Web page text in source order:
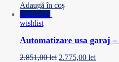
Adaugă în coș
Reduceri!
wishlist
Automatizare usa garaj –
2.851,00lei 2.775,00 lei